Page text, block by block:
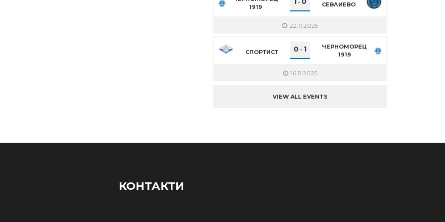
1919
- СЕВЛИЕВО
22.11.2025
СПОРТИСТ 0 - 1
ЧЕРНОМОРЕЦ
1919
16.11.2025
VIEW ALL EVENTS
КОНТАКТИ